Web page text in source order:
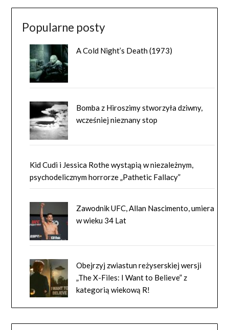
Popularne posty
A Cold Night’s Death (1973)
Bomba z Hiroszimy stworzyła dziwny,
wcześniej nieznany stop
Kid Cudi i Jessica Rothe wystąpią w niezależnym,
psychodelicznym horrorze „Pathetic Fallacy”
Zawodnik UFC, Allan Nascimento, umiera
w wieku 34 Lat
Obejrzyj zwiastun reżyserskiej wersji
„The X-Files: I Want to Believe” z
kategorią wiekową R!